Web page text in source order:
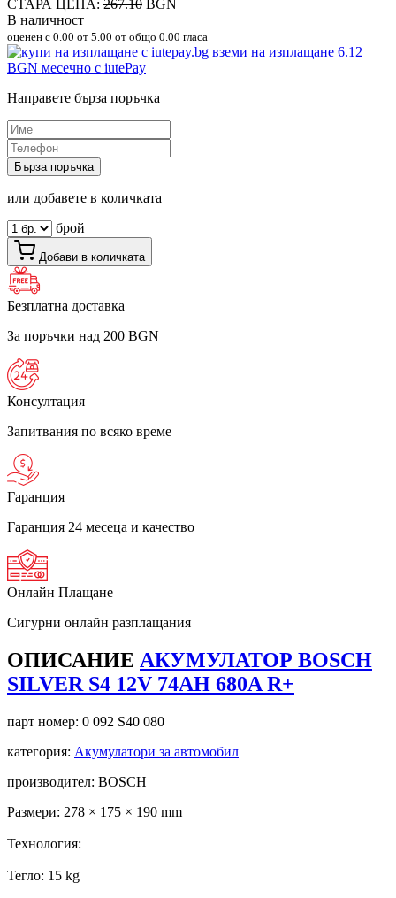
СТАРА ЦЕНА: 267.10 BGN
В наличност
оценен с 0.00 от 5.00 от общо 0.00 гласа
вземи на изплащане 6.12
BGN месечно с iutePay
Направете бърза поръчка
Бърза поръчка
или добавете в количката
брой
Добави в количката
Безплатна доставка
За поръчки над 200 BGN
Консултация
Запитвания по всяко време
Гаранция
Гаранция 24 месеца и качество
Онлайн Плащане
Сигурни онлайн разплащания
ОПИСАНИЕ АКУМУЛАТОР BOSCH
SILVER S4 12V 74AH 680A R+
парт номер: 0 092 S40 080
категория: Акумулатори за автомобил
производител: BOSCH
Размери: 278 × 175 × 190 mm
Технология:
Тегло: 15 kg